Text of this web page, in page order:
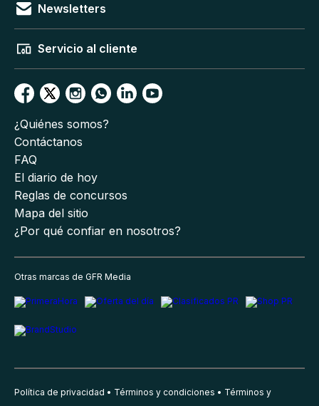
Newsletters
Servicio al cliente
¿Quiénes somos?
Contáctanos
FAQ
El diario de hoy
Reglas de concursos
Mapa del sitio
¿Por qué confiar en nosotros?
Otras marcas de GFR Media
Política de privacidad Términos y condiciones
Términos y